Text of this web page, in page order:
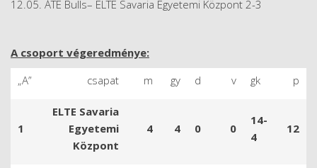
12.05. ÁTE Bulls– ELTE Savaria Egyetemi Központ 2-3
A csoport végeredménye:
„A”
csapat m gy d v gk p
1
ELTE Savaria
Egyetemi
Központ
4 4 0 0
14-
4
12